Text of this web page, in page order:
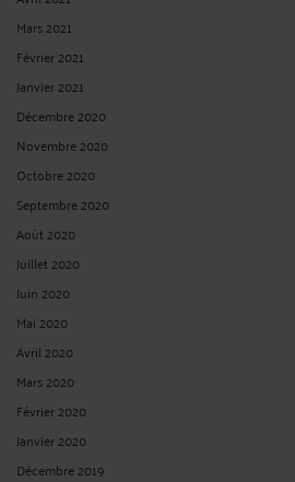
Mars 2021
Février 2021
Janvier 2021
Décembre 2020
Novembre 2020
Octobre 2020
Septembre 2020
Août 2020
Juillet 2020
Juin 2020
Mai 2020
Avril 2020
Mars 2020
Février 2020
Janvier 2020
Décembre 2019